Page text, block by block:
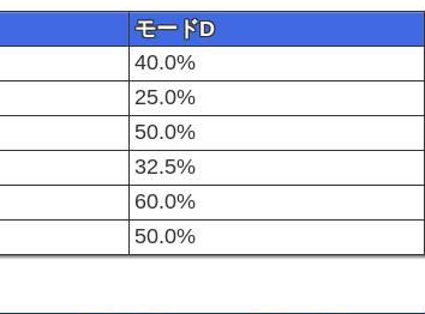
モードD
40.0%
25.0%
50.0%
32.5%
60.0%
50.0%